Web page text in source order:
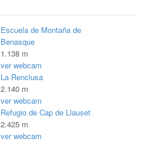
Escuela de Montaña de
Benasque
1.138 m
ver webcam
La Renclusa
2.140 m
ver webcam
Refugio de Cap de Llauset
2.425 m
ver webcam